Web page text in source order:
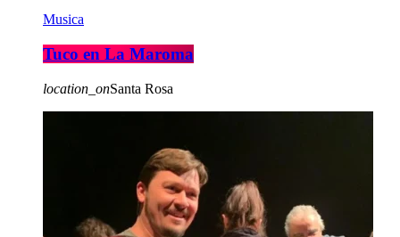
Musica
Tuco en La Maroma
location_onSanta Rosa